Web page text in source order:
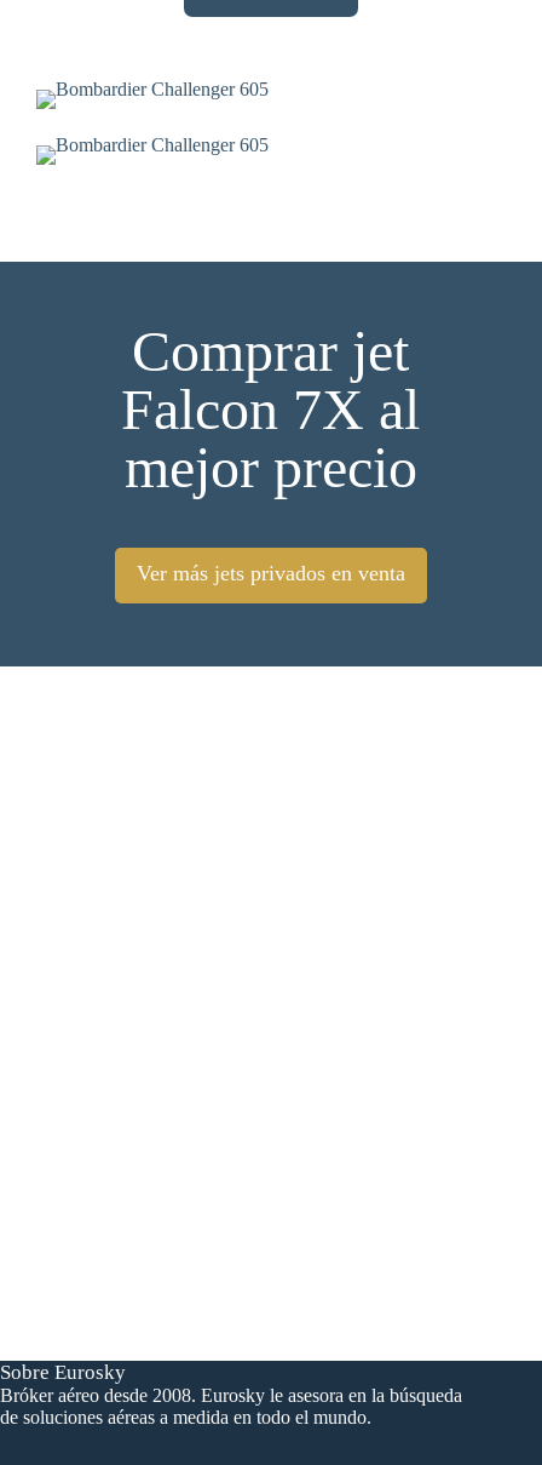
Comprar jet
Falcon 7X al
mejor precio
Ver más jets privados en venta
Sobre Eurosky
Bróker aéreo desde 2008. Eurosky le asesora en la búsqueda
de soluciones aéreas a medida en todo el mundo.